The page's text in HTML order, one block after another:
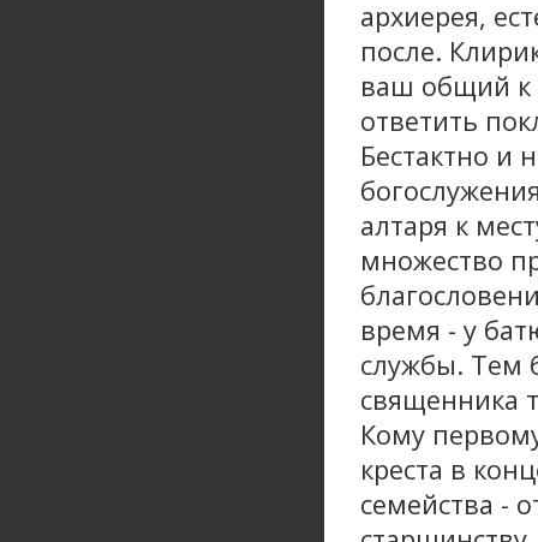
архиерея,
после.
ваш общий к
ответить
Бестактно и
алтаря к
множество
время - у
службы. Тем
священника
Кому
креста в
семейства -